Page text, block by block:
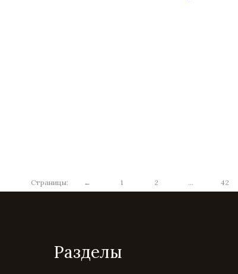
Страницы: ← 1 2 ... 42
Разделы